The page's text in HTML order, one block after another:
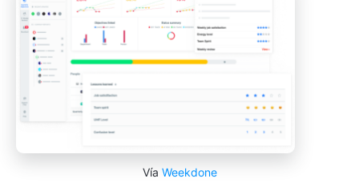
Vía Weekdone